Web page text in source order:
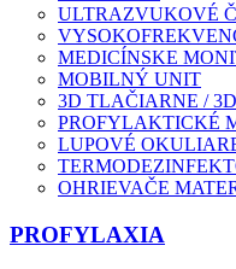
ULTRAZVUKOVÉ
MEDICÍNSKE
MOBILNÝ UNIT
3D TLAČIARNE /
PROFYLAKTICKÉ
LUPOVÉ
OHRIEVAČE
PROFYLAXIA